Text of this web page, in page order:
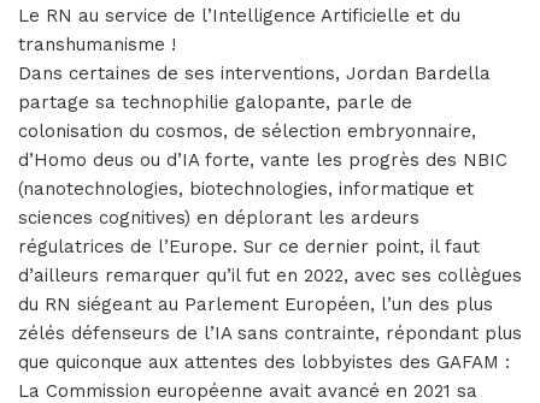
Le RN au service de l’Intelligence Artificielle et du
transhumanisme !
Dans certaines de ses interventions, Jordan Bardella
partage sa technophilie galopante, parle de
colonisation du cosmos, de sélection embryonnaire,
d’Homo deus ou d’IA forte, vante les progrès des NBIC
(nanotechnologies, biotechnologies, informatique et
sciences cognitives) en déplorant les ardeurs
régulatrices de l’Europe. Sur ce dernier point, il faut
d’ailleurs remarquer qu’il fut en 2022, avec ses collègues
du RN siégeant au Parlement Européen, l’un des plus
zélés défenseurs de l’IA sans contrainte, répondant plus
que quiconque aux attentes des lobbyistes des GAFAM :
La Commission européenne avait avancé en 2021 sa